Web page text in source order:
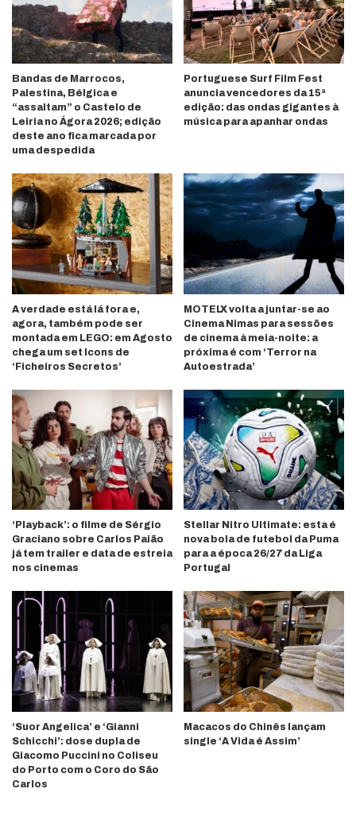
Bandas de Marrocos,
Palestina, Bélgica e
“assaltam” o Castelo de
Leiria no Ágora 2026; edição
deste ano fica marcada por
uma despedida
Portuguese Surf Film Fest
anuncia vencedores da 15ª
edição: das ondas gigantes à
música para apanhar ondas
A verdade está lá fora e,
agora, também pode ser
montada em LEGO: em Agosto
chega um set Icons de
‘Ficheiros Secretos’
MOTELX volta a juntar-se ao
Cinema Nimas para sessões
de cinema à meia-noite: a
próxima é com ‘Terror na
Autoestrada’
‘Playback’: o filme de Sérgio
Graciano sobre Carlos Paião
já tem trailer e data de estreia
nos cinemas
Stellar Nitro Ultimate: esta é
nova bola de futebol da Puma
para a época 26/27 da Liga
Portugal
‘Suor Angelica’ e ‘Gianni
Schicchi’: dose dupla de
Giacomo Puccini no Coliseu
do Porto com o Coro do São
Carlos
Macacos do Chinês lançam
single ‘A Vida é Assim’